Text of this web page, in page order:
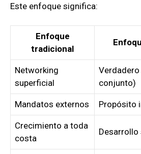
Este enfoque significa:
Enfoque
tradicional
Networking
superficial
conjunto)
Mandatos externos Propósito
Crecimiento a toda
costa